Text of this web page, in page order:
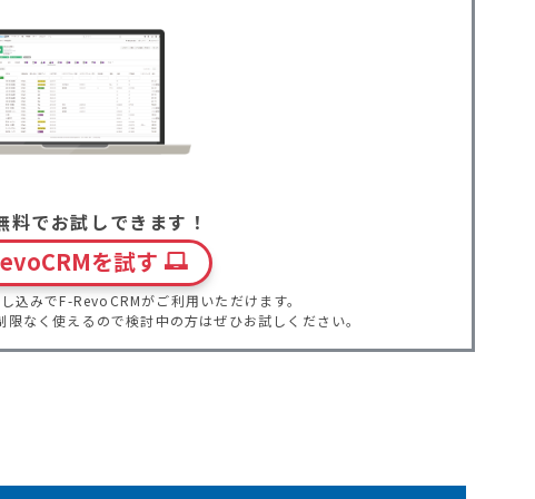
料でお試しできます！
を試す
込みでF-RevoCRMがご利用いただけます。
なく使えるので検討中の方はぜひお試しください。